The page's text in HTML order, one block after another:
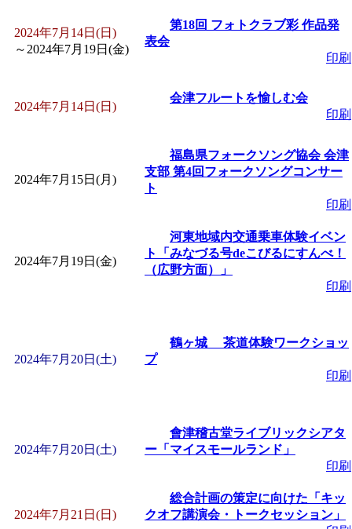
de 健康づくり」」 受
「 堂島地区歴史ウオ
す」 受付期間：～
みなづる号乗車体
de 健康づくり」
」
皆鶴姫のこびる塾
～ 」 受付期間：～
de 健康づくり」
」
2024年7月14日(日)
～ 2024年7月19日(金)
第18回 フォトクラブ彩 作品発
表会
印刷
2024年7月14日(日)
会津フルートを愉しむ会
印刷
2024年7月15日(月)
福島県フォークソング協会 会津
支部 第4回フォークソングコンサー
ト
印刷
2024年7月19日(金)
河東地域内交通乗車体験イベン
ト「みなづる号deこびるにすんべ！
（広野方面）」
印刷
2024年7月20日(土)
鶴ヶ城 茶道体験ワークショッ
プ
印刷
2024年7月20日(土)
會津稽古堂ライブリックシアタ
ー「マイスモールランド」
印刷
2024年7月21日(日)
総合計画の策定に向けた「キッ
クオフ講演会・トークセッション」